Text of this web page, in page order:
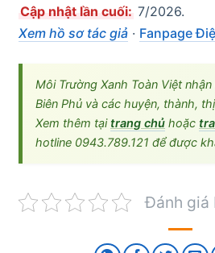
Cập nhật lần cuối: 7/2026.
Xem hồ sơ tác giả · Fanpage
Môi Trường Xanh Toàn Việt
Biên Phủ và các huyện, thành,
Xem thêm tại trang chủ hoặc
hotline 0943.789.121 để được
Đánh giá